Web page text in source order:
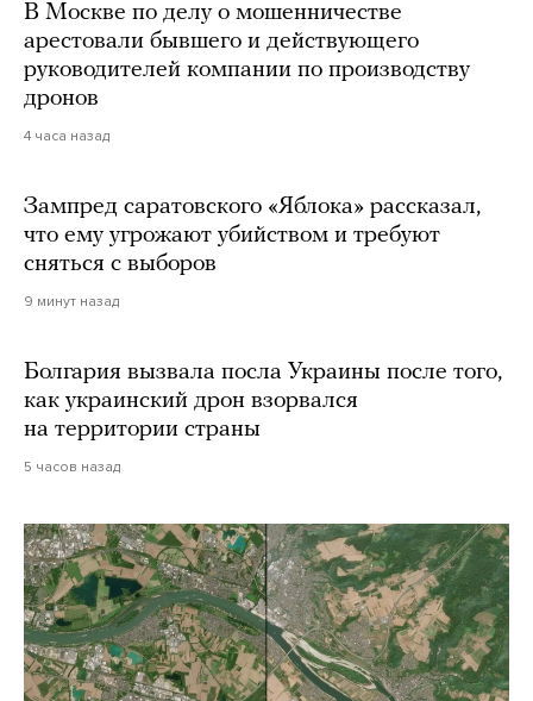
В Москве по делу о мошенничестве
арестовали бывшего и действующего
руководителей компании по производству
дронов
4 часа назад
Зампред саратовского «Яблока» рассказал,
что ему угрожают убийством и требуют
сняться с выборов
9 минут назад
Болгария вызвала посла Украины после того,
как украинский дрон взорвался
на территории страны
5 часов назад